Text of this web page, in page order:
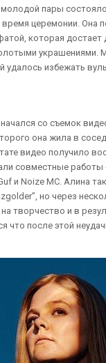
пары
церемонии. Она
которая
украшениями.
удалось избежать
со съемок
она жила в
видео получило
совместные работы
и Noize MC. Алина
но через
творчество и в
что после этой